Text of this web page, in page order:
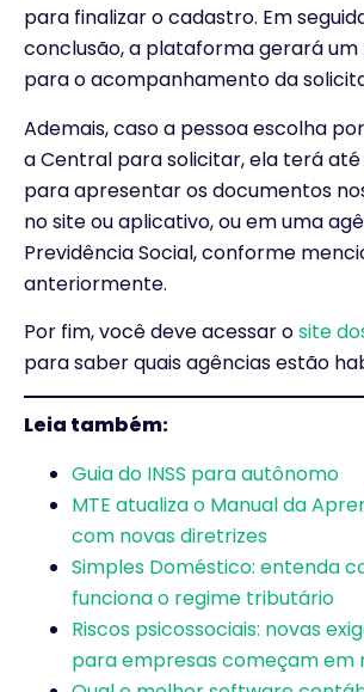
para finalizar o cadastro. Em
conclusão, a plataforma gerará
para o acompanhamento da
Ademais, caso a pessoa escolha
a Central para solicitar, ela terá até
para apresentar os documentos
no site ou aplicativo, ou em uma
Previdência Social, conforme
anteriormente.
Por fim, você deve acessar osite
para saber quais agências estão
Leia também:
Guia do INSS para autônomo
MTE atualiza o Manual da
com novas diretrizes
Simples Doméstico: entenda
funciona o regime tributário
Riscos psicossociais: novas
para empresas começam em